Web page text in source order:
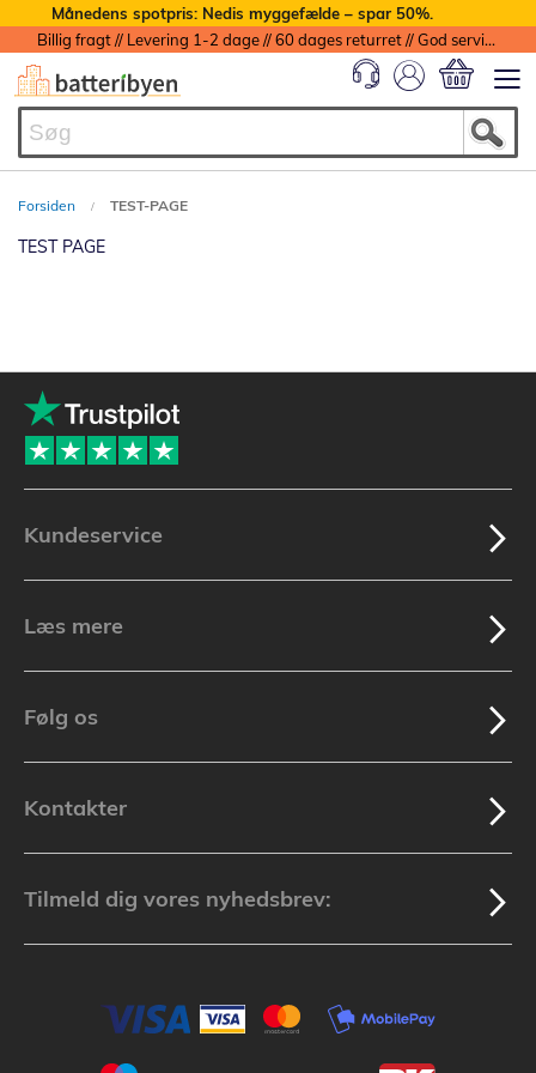
Månedens spotpris: Nedis myggefælde – spar 50%.
Billig fragt // Levering 1-2 dage // 60 dages returret // God service med garanti
Forsiden TEST-PAGE
TEST PAGE
Kundeservice
Læs mere
Følg os
Kontakter
Tilmeld dig vores nyhedsbrev: